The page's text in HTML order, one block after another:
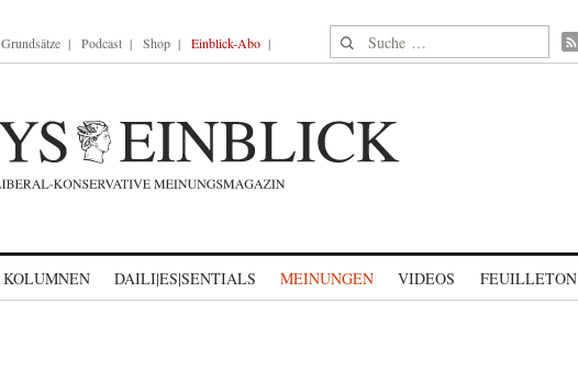
Grundsätze Podcast Shop Einblick-Abo Suche nach:
KOLUMNEN DAILI|ES|SENTIALS MEINUNGEN VIDEOS FEUILLETON